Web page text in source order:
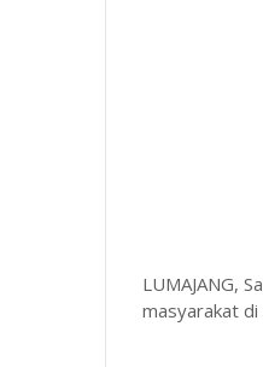
LUMAJANG,
masyarakat